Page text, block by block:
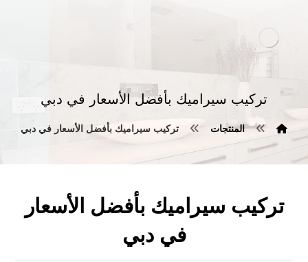
تركيب سيراميك بأفضل الأسعار في دبي
المنتجات تركيب سيراميك بأفضل الأسعار في دبي
تركيب سيراميك بأفضل الأسعار
في دبي